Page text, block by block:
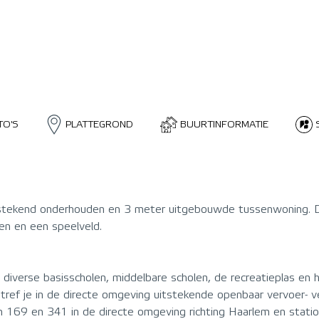
PLATTEGROND BUURTINFORMATIE
onderhouden en 3 meter uitgebouwde tussenwoning.
en een speelveld.
basisscholen, middelbare scholen, de recreatieplas en
je in de directe omgeving uitstekende openbaar vervoer-
169 en 341 in de directe omgeving richting Haarlem en